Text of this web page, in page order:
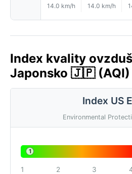
14.0 km/h 14.0 km/h
Index kvality
Japonsko 🇯🇵 (AQI)
Index US
Environmental
1
1 2 3